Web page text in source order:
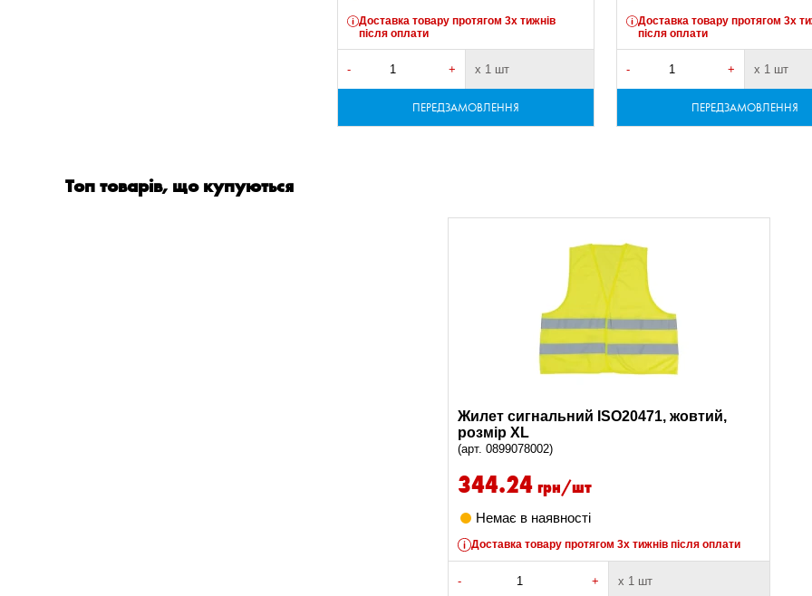
Доставка товару протягом 3х тижнів
після оплати
- + х 1 шт
ПЕРЕДЗАМОВЛЕННЯ
Доставка товару протягом 3х
після оплати
- + х 1 шт
ПЕРЕДЗАМОВЛЕННЯ
Топ товарів, що купуються
Жилет сигнальний ISO20471, жовтий,
розмір XL
(арт. 0899078002)
344.24 грн/шт
Немає в наявності
Доставка товару протягом 3х тижнів після оплати
- + х 1 шт